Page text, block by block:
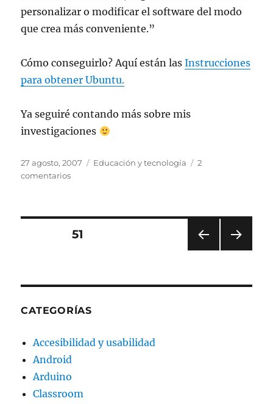
personalizar o modificar el software del modo
que crea más conveniente.”
Cómo conseguirlo? Aquí están lasInstrucciones
para obtener Ubuntu.
Ya seguiré contando más sobre mis
investigaciones
Publicado
el
27 agosto, 2007 Categorías
Educación y tecnología
2
comentariosen
Ubuntu
Paginación
entradas
ERIO
PÁGINA51
NA
CATEGORÍAS
Accesibilidad y usabilidad
Android
Arduino
Classroom